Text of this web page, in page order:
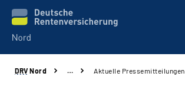
Aktuelles
DRV Nord … Aktuelle Pressemitteilungen